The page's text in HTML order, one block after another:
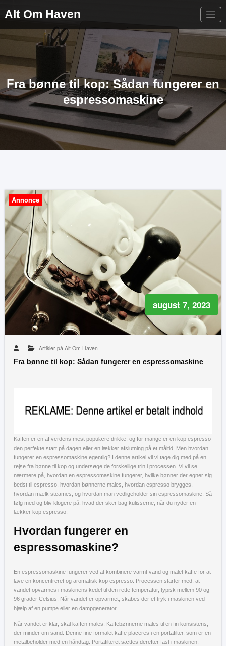
Alt Om Haven
Fra bønne til kop: Sådan fungerer en
espressomaskine
Annonce
august 7, 2023
Artikler på Alt Om Haven
Fra bønne til kop: Sådan fungerer en espressomaskine
Kaffen er en af verdens mest populære drikke, og for mange er en kop espresso
den perfekte start på dagen eller en lækker afslutning på et måltid. Men hvordan
fungerer en espressomaskine egentlig? I denne artikel vil vi tage dig med på en
rejse fra bønne til kop og undersøge de forskellige trin i processen. Vi vil se
nærmere på, hvordan en espressomaskine fungerer, hvilke bønner der egner sig
bedst til espresso, hvordan bønnerne males, hvordan espresso brygges,
hvordan mælk steames, og hvordan man vedligeholder sin espressomaskine. Så
følg med og bliv klogere på, hvad der sker bag kulisserne, når du nyder en
lækker kop espresso.
Hvordan fungerer en
espressomaskine?
En espressomaskine fungerer ved at kombinere varmt vand og malet kaffe for at
lave en koncentreret og aromatisk kop espresso. Processen starter med, at
vandet opvarmes i maskinens kedel til den rette temperatur, typisk mellem 90 og
96 grader Celsius. Når vandet er opvarmet, skabes der et tryk i maskinen ved
hjælp af en pumpe eller en dampgenerator.
Når vandet er klar, skal kaffen males. Kaffebønnerne males til en fin konsistens,
der minder om sand. Denne fine formalet kaffe placeres i en portafilter, som er en
metalbeholder med en håndtag. Portafilteret sættes derefter fast i maskinen.